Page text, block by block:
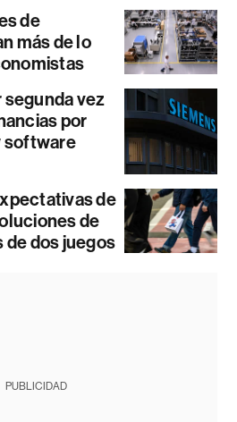
de
más de lo
vez
por
software
de
de
de dos juegos
PUBLICIDAD